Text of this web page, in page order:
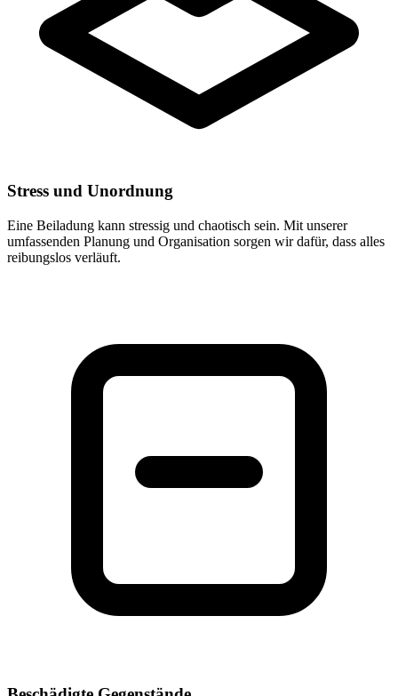
Stress und Unordnung
Eine Beiladung kann stressig und chaotisch sein. Mit unserer
umfassenden Planung und Organisation sorgen wir dafür, dass alles
reibungslos verläuft.